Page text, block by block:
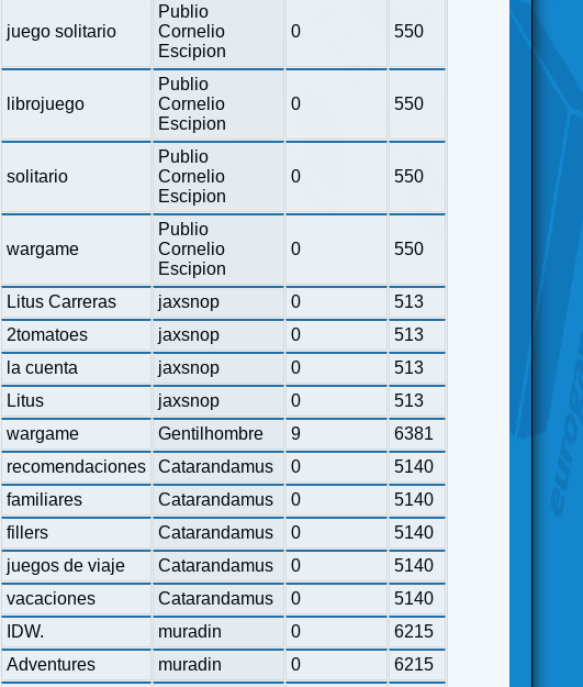
juego solitario
Publio
Cornelio
Escipion
0 550
librojuego
Publio
Cornelio
Escipion
0 550
solitario
Publio
Cornelio
Escipion
0 550
wargame
Publio
Cornelio
Escipion
0 550
Litus Carreras jaxsnop 0
513
2tomatoes jaxsnop 0
513
la cuenta jaxsnop 0
513
Litus jaxsnop 0
513
wargame Gentilhombre 9
6381
recomendaciones Catarandamus 0
5140
familiares Catarandamus 0
5140
fillers Catarandamus 0
5140
juegos de viaje Catarandamus 0
5140
vacaciones Catarandamus 0
5140
IDW. muradin 0
6215
Adventures muradin 0 6215